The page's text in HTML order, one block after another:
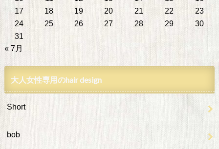
17
18 19 20 21 22
23
24
25 26 27 28 29
30
31
« 7月
大人女性専用のhair design
Short
bob